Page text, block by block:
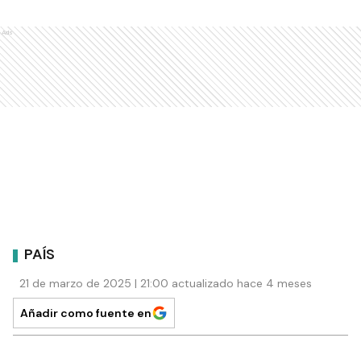
Ads
PAÍS
21 de marzo de 2025 | 21:00 actualizado hace 4 meses
Añadir como fuente en